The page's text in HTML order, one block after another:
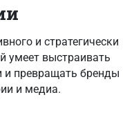
и стратегически
умеет выстраивать
превращать бренды
и медиа.